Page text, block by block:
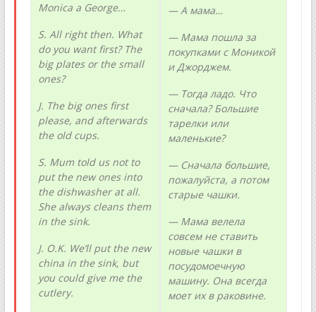
Monica a George…
S. All right then. What
do you want first? The
big plates or the small
ones?
J. The big ones first
please, and afterwards
the old cups.
S. Mum told us not to
put the new ones into
the dishwasher at all.
She always cleans them
in the sink.
J. O.K. We’ll put the new
china in the sink, but
you could give me the
cutlery.
— А мама…
— Мама пошла за
покупками с Моникой
и Джорджем.
— Тогда ладо. Что
сначала? Большие
тарелки или
маленькие?
— Сначала большие,
пожалуйста, а потом
старые чашки.
— Мама велела
совсем не ставить
новые чашки в
посудомоечную
машину. Она всегда
моет их в раковине.